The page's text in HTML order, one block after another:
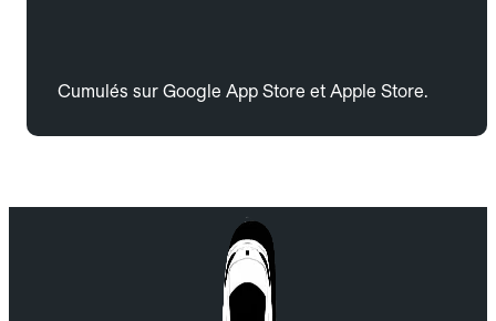
Cumulés sur Google App Store et Apple Store.